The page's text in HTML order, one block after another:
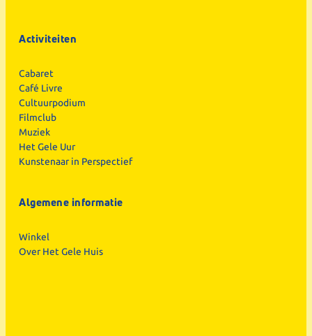
Activiteiten
Cabaret
Café Livre
Cultuurpodium
Filmclub
Muziek
Het Gele Uur
Kunstenaar in Perspectief
Algemene informatie
Winkel
Over Het Gele Huis